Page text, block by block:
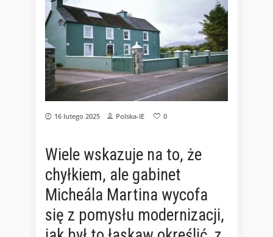
16 lutego 2025 Polska-IE 0
Wiele wskazuje na to, że
chyłkiem, ale gabinet
Micheála Martina wycofa
się z pomysłu modernizacji,